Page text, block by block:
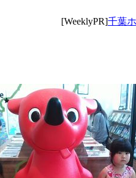
[WeeklyPR]千葉